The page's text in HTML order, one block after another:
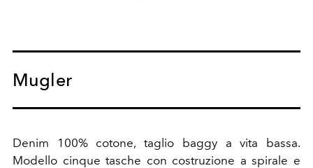
Mugler
Denim 100% cotone, taglio baggy a vita bassa.
Modello cinque tasche con costruzione a spirale e